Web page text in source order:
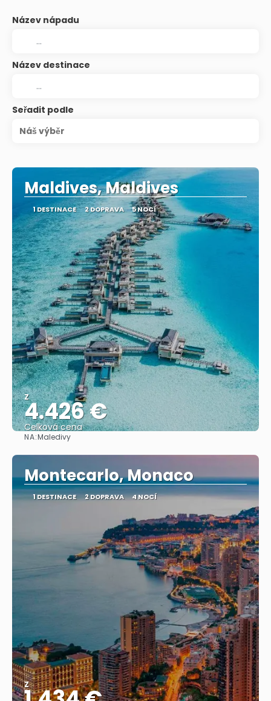
Název nápadu
Název destinace
Seřadit podle
Náš výběr
Maldives, Maldives
1 DESTINACE 2 DOPRAVA 5 NOCÍ
Z
4.426 €
Celková cena
NA:Maledivy
Montecarlo, Monaco
1 DESTINACE 2 DOPRAVA 4 NOCÍ
Z